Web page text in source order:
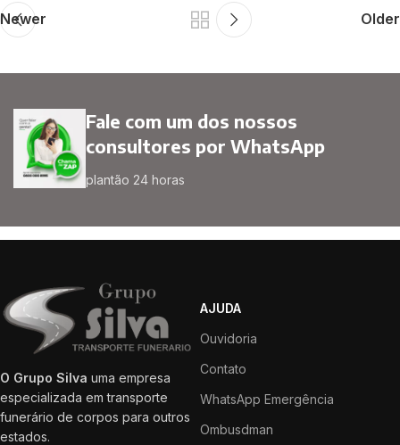
Newer Older
Fale com um dos nossos
consultores por WhatsApp
plantão 24 horas
O Grupo Silva uma empresa
especializada em transporte
funerário de corpos para outros
estados.
AJUDA
Ouvidoria
Contato
WhatsApp Emergência
Ombusdman